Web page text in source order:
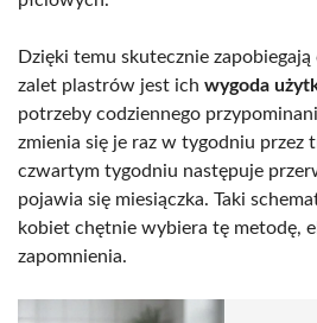
Dzięki temu skutecznie zapobiegają
zalet plastrów jest ich wygoda
potrzeby codziennego
zmienia się je raz w tygodniu przez
czwartym tygodniu następuje
pojawia się miesiączka. Taki
kobiet chętnie wybiera tę metodę,
zapomnienia.